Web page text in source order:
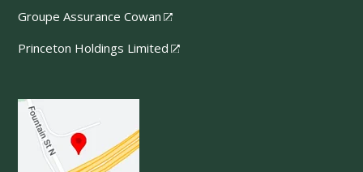
Groupe Assurance Cowan
Princeton Holdings Limited